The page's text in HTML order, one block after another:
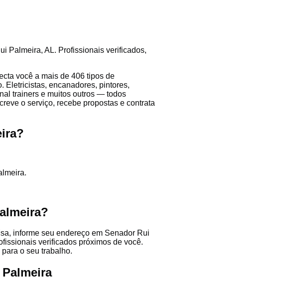
Palmeira, AL. Profissionais verificados,
você a mais de 406 tipos de
Eletricistas, encanadores, pintores,
trainers e muitos outros — todos
o serviço, recebe propostas e contrata
informe seu endereço em Senador Rui
verificados próximos de você.
o seu trabalho.